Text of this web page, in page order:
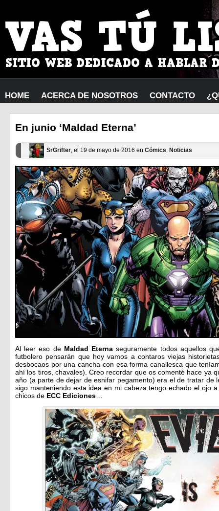
HOME ACERCA DE NOSOTROS CONTACTO
En junio ‘Maldad Eterna’
SrGrifter, el 19 de mayo de 2016 en Cómics, Noticias
Al leer eso de Maldad Eterna seguramente todos aquellos
futbolero pensarán que hoy vamos a contaros viejas
desbocaos por una cancha con esa forma canallesca que
ahí los tiros, chavales). Creo recordar que os comenté hace ya
año (a parte de dejar de esnifar pegamento) era el de tratar de
sigo manteniendo esta idea en mi cabeza tengo echado el ojo
chicos de ECC Ediciones